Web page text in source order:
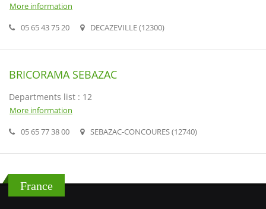
More information
05 65 43 75 20
DECAZEVILLE (12300)
BRICORAMA SEBAZAC
Departments list : 12
More information
05 65 77 38 00
SEBAZAC-CONCOURES (12740)
France